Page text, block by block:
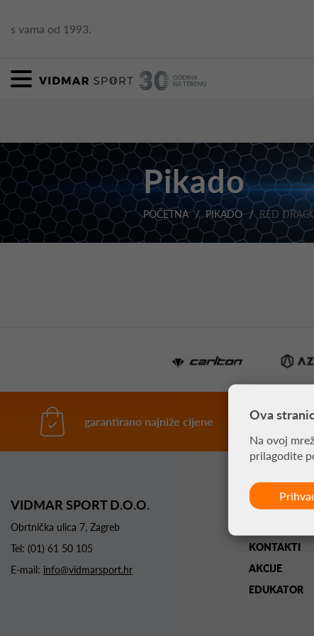
s vama od 1993.
Pikado
POČETNA PIKADO RED
garantirano najniže cijene
VIDMAR SPORT D.O.O.
Obrtnička ulica 7, Zagreb
Tel: (01) 61 50 105
E-mail: info@vidmarsport.hr
POČETNA
KONTAKTI
AKCIJE
EDUKATOR
Ova
Na ovoj
prilagodite